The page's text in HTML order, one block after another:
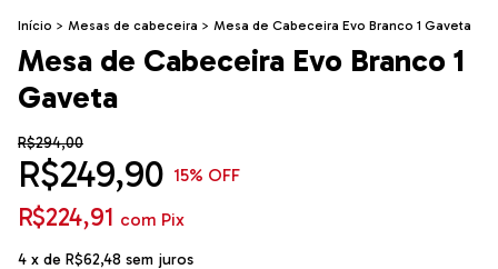
Início > Mesas de cabeceira > Mesa de Cabeceira Evo Branco 1 Gaveta
Mesa de Cabeceira Evo Branco 1
Gaveta
R$294,00
R$249,90 15% OFF
R$224,91 com Pix
4 x de R$62,48 sem juros